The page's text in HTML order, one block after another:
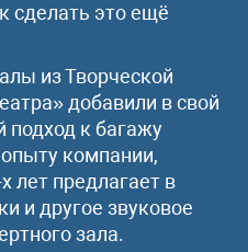
сделать это ещё
из Творческой
добавили в свой
подход к багажу
компании,
лет предлагает в
и другое звуковое
зала.